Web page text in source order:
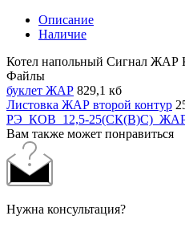
Описание
Наличие
Котел напольный Сигнал
Файлы
буклет ЖАР 829,1 кб
Листовка ЖАР второй контур
РЭ_КОВ_12,5-
Вам также может понравиться
Нужна консультация?